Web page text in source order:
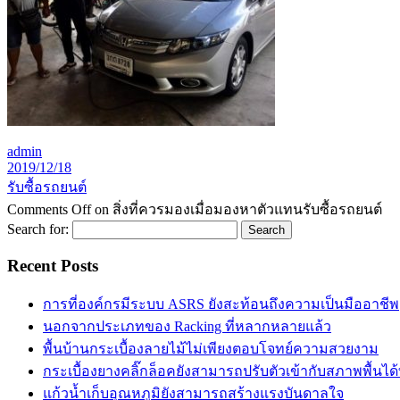
admin
2019/12/18
รับซื้อรถยนต์
Comments Offon สิ่งที่ควรมองเมื่อมองหาตัวแทนรับซื้อรถยนต์
Search for:
Recent Posts
การที่องค์กรมีระบบ ASRS ยังสะท้อนถึงความเป็นมืออาชีพ
นอกจากประเภทของ Racking ที่หลากหลายแล้ว
พื้นบ้านกระเบื้องลายไม้ไม่เพียงตอบโจทย์ความสวยงาม
กระเบื้องยางคลิ๊กล็อคยังสามารถปรับตัวเข้ากับสภาพพื้นไ
แก้วน้ำเก็บอุณหภูมิยังสามารถสร้างแรงบันดาลใจ